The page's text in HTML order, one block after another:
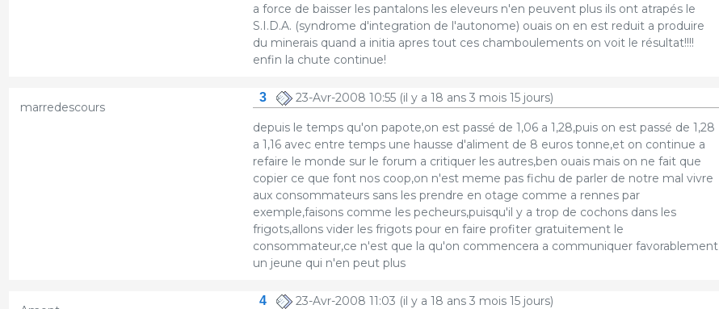
a force de baisser les pantalons les eleveurs n'en peuvent plus ils ont atrapés le
S.I.D.A. (syndrome d'integration de l'autonome) ouais on en est reduit a produire
du minerais quand a initia apres tout ces chamboulements on voit le résultat!!!!
enfin la chute continue!
marredescours
3 23-Avr-2008 10:55(il y a 18 ans 3 mois 15 jours)
depuis le temps qu'on papote,on est passé de 1,06 a 1,28,puis on est passé de 1,28
a 1,16 avec entre temps une hausse d'aliment de 8 euros tonne,et on continue a
refaire le monde sur le forum a critiquer les autres,ben ouais mais on ne fait que
copier ce que font nos coop,on n'est meme pas fichu de parler de notre mal vivre
aux consommateurs sans les prendre en otage comme a rennes par
exemple,faisons comme les pecheurs,puisqu'il y a trop de cochons dans les
frigots,allons vider les frigots pour en faire profiter gratuitement le
consommateur,ce n'est que la qu'on commencera a communiquer favorablement
un jeune qui n'en peut plus
4 23-Avr-2008 11:03 (il y a 18 ans 3 mois 15 jours)